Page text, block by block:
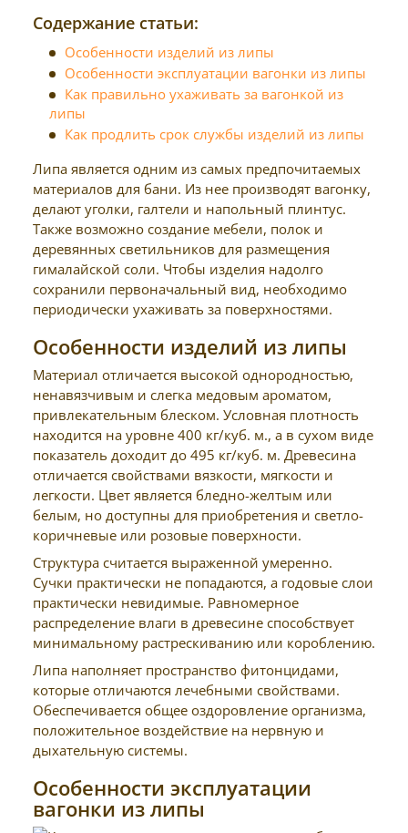
Содержание статьи:
Особенности изделий из липы
Особенности эксплуатации вагонки из липы
Как правильно ухаживать за вагонкой из
липы
Как продлить срок службы изделий из липы
Липа является одним из самых предпочитаемых
материалов для бани. Из нее производят вагонку,
делают уголки, галтели и напольный плинтус.
Также возможно создание мебели, полок и
деревянных светильников для размещения
гималайской соли. Чтобы изделия надолго
сохранили первоначальный вид, необходимо
периодически ухаживать за поверхностями.
Особенности изделий из липы
Материал отличается высокой однородностью,
ненавязчивым и слегка медовым ароматом,
привлекательным блеском. Условная плотность
находится на уровне 400 кг/куб. м., а в сухом виде
показатель доходит до 495 кг/куб. м. Древесина
отличается свойствами вязкости, мягкости и
легкости. Цвет является бледно-желтым или
белым, но доступны для приобретения и светло-
коричневые или розовые поверхности.
Структура считается выраженной умеренно.
Сучки практически не попадаются, а годовые слои
практически невидимые. Равномерное
распределение влаги в древесине способствует
минимальному растрескиванию или короблению.
Липа наполняет пространство фитонцидами,
которые отличаются лечебными свойствами.
Обеспечивается общее оздоровление организма,
положительное воздействие на нервную и
дыхательную системы.
Особенности эксплуатации
вагонки из липы